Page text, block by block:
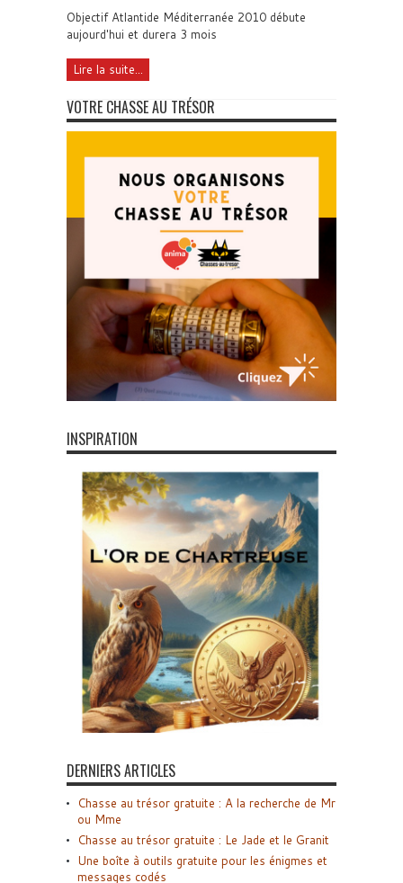
Objectif Atlantide Méditerranée 2010 débute
aujourd'hui et durera 3 mois
Lire la suite...
VOTRE CHASSE AU TRÉSOR
INSPIRATION
DERNIERS ARTICLES
Chasse au trésor gratuite : A la recherche de Mr
ou Mme
Chasse au trésor gratuite : Le Jade et le Granit
Une boîte à outils gratuite pour les énigmes et
messages codés